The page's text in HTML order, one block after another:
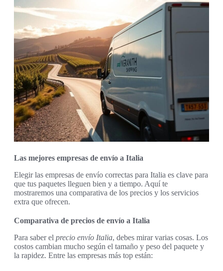
Las mejores empresas de envío a Italia
Elegir las empresas de envío correctas para Italia es clave para
que tus paquetes lleguen bien y a tiempo. Aquí te
mostraremos una comparativa de los precios y los servicios
extra que ofrecen.
Comparativa de precios de envío a Italia
Para saber el precio envío Italia, debes mirar varias cosas. Los
costos cambian mucho según el tamaño y peso del paquete y
la rapidez. Entre las empresas más top están: